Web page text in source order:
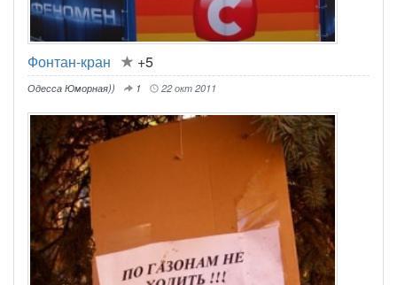
Фонтан-кран +5
Одесса Юморная)) 1 22 окт 2011